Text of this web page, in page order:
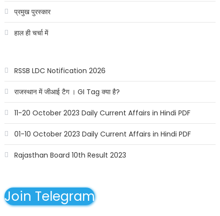
प्रमुख पुरस्कार
हाल ही चर्चा में
RSSB LDC Notification 2026
राजस्थान में जीआई टैग । GI Tag क्या है?
11-20 October 2023 Daily Current Affairs in Hindi PDF
01-10 October 2023 Daily Current Affairs in Hindi PDF
Rajasthan Board 10th Result 2023
Join Telegram